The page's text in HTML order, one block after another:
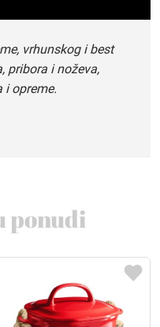
vrhunskog i best
pribora i noževa,
i opreme.
ponudi